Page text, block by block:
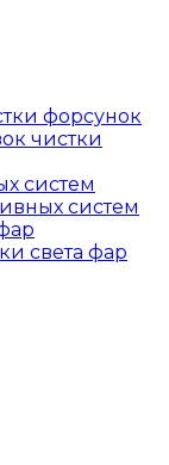
форсунок
чистки
систем
систем
света фар